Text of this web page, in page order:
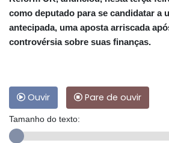
como deputado para se candidatar a
antecipada, uma aposta arriscada
controvérsia sobre suas finanças.
Ouvir Pare de ouvir
Tamanho do texto: